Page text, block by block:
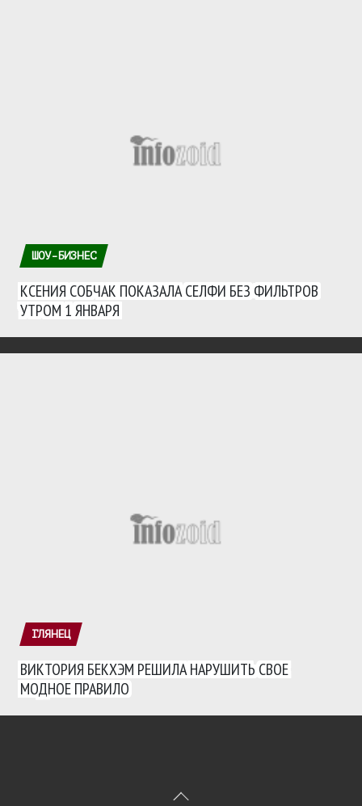
ШОУ-БИЗНЕС
КСЕНИЯ СОБЧАК ПОКАЗАЛА СЕЛФИ БЕЗ ФИЛЬТРОВ
УТРОМ 1 ЯНВАРЯ
ГЛЯНЕЦ
ВИКТОРИЯ БЕКХЭМ РЕШИЛА НАРУШИТЬ СВОЕ
МОДНОЕ ПРАВИЛО